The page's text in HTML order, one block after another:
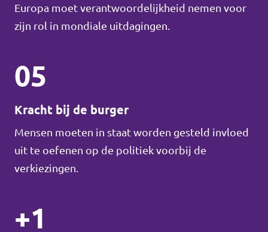
Europa moet verantwoordelijkheid nemen voor
zijn rol in mondiale uitdagingen.
05
Kracht bij de burger
Mensen moeten in staat worden gesteld invloed
uit te oefenen op de politiek voorbij de
verkiezingen.
+1